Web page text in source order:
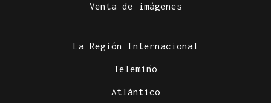
Venta de imágenes
La Región Internacional
Telemiño
Atlántico